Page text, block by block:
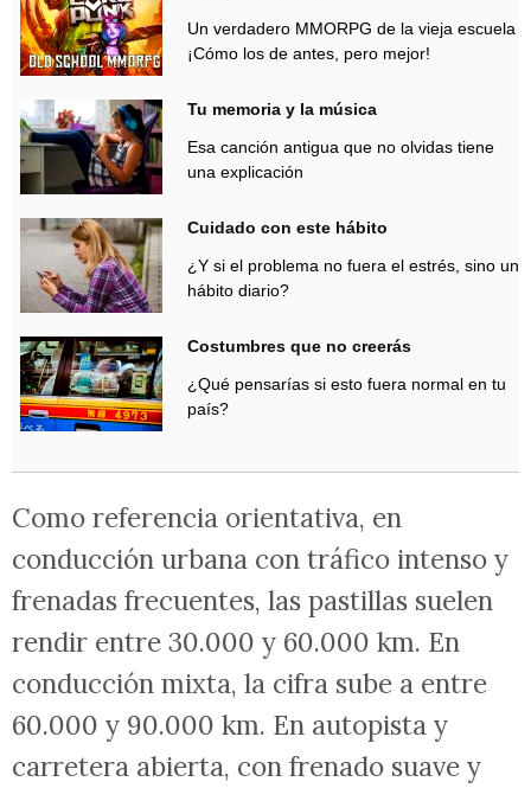
Un verdadero MMORPG de la vieja escuela
¡Cómo los de antes, pero mejor!
Tu memoria y la música
Esa canción antigua que no olvidas tiene
una explicación
Cuidado con este hábito
¿Y si el problema no fuera el estrés, sino un
hábito diario?
Costumbres que no creerás
¿Qué pensarías si esto fuera normal en tu
país?
Como referencia orientativa, en
conducción urbana con tráfico intenso y
frenadas frecuentes, las pastillas suelen
rendir entre 30.000 y 60.000 km. En
conducción mixta, la cifra sube a entre
60.000 y 90.000 km. En autopista y
carretera abierta, con frenado suave y